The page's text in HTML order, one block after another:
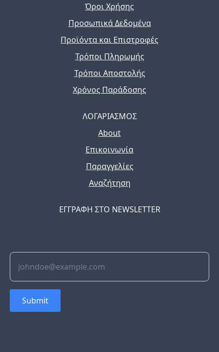
Όροι Χρήσης
Προσωπικά Δεδομένα
Προϊόντα και Επιστροφές
Τρόποι Πληρωμής
Τρόποι Αποστολής
Χρόνος Παράδοσης
ΛΟΓΑΡΙΑΣΜΟΣ
About
Επικοινωνία
Παραγγελίες
Αναζήτηση
ΕΓΓΡΑΦΗ ΣΤΟ NEWSLETTER
Submit